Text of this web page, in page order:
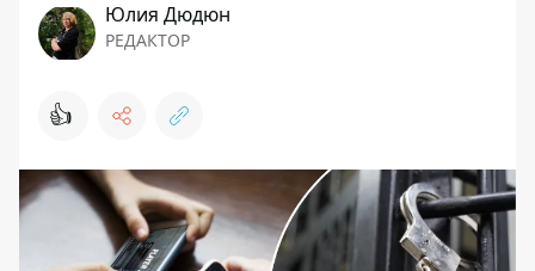
Юлия Дюдюн
РЕДАКТОР
👍